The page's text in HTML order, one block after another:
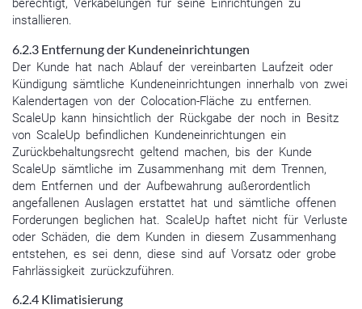
berechtigt, Verkabelungen für seine Einrichtungen zu
installieren.
6.2.3 Entfernung der Kundeneinrichtungen
Der Kunde hat nach Ablauf der vereinbarten Laufzeit oder
Kündigung sämtliche Kundeneinrichtungen innerhalb von zwei
Kalendertagen von der Colocation-Fläche zu entfernen.
ScaleUp kann hinsichtlich der Rückgabe der noch in Besitz
von ScaleUp befindlichen Kundeneinrichtungen ein
Zurückbehaltungsrecht geltend machen, bis der Kunde
ScaleUp sämtliche im Zusammenhang mit dem Trennen,
dem Entfernen und der Aufbewahrung außerordentlich
angefallenen Auslagen erstattet hat und sämtliche offenen
Forderungen beglichen hat. ScaleUp haftet nicht für Verluste
oder Schäden, die dem Kunden in diesem Zusammenhang
entstehen, es sei denn, diese sind auf Vorsatz oder grobe
Fahrlässigkeit zurückzuführen.
6.2.4 Klimatisierung